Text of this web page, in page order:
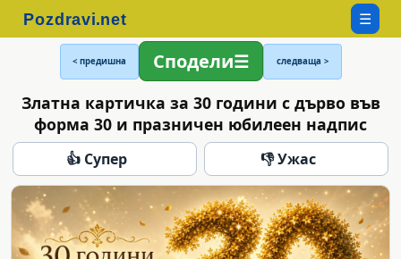
☰
< предишна Сподели следваща >
Златна картичка за 30 години с дърво във
форма 30 и празничен юбилеен надпис
👍 Супер 👎 Ужас